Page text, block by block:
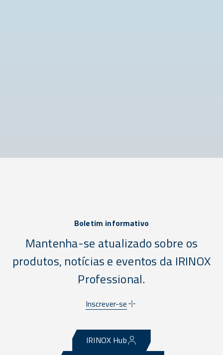
Boletim informativo
Mantenha-se atualizado sobre os
produtos, notícias e eventos da IRINOX
Professional.
Inscrever-se
IRINOX Hub